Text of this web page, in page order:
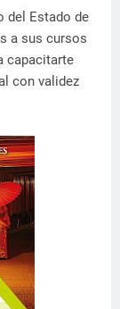
del Estado de
a sus cursos
capacitarte
con validez